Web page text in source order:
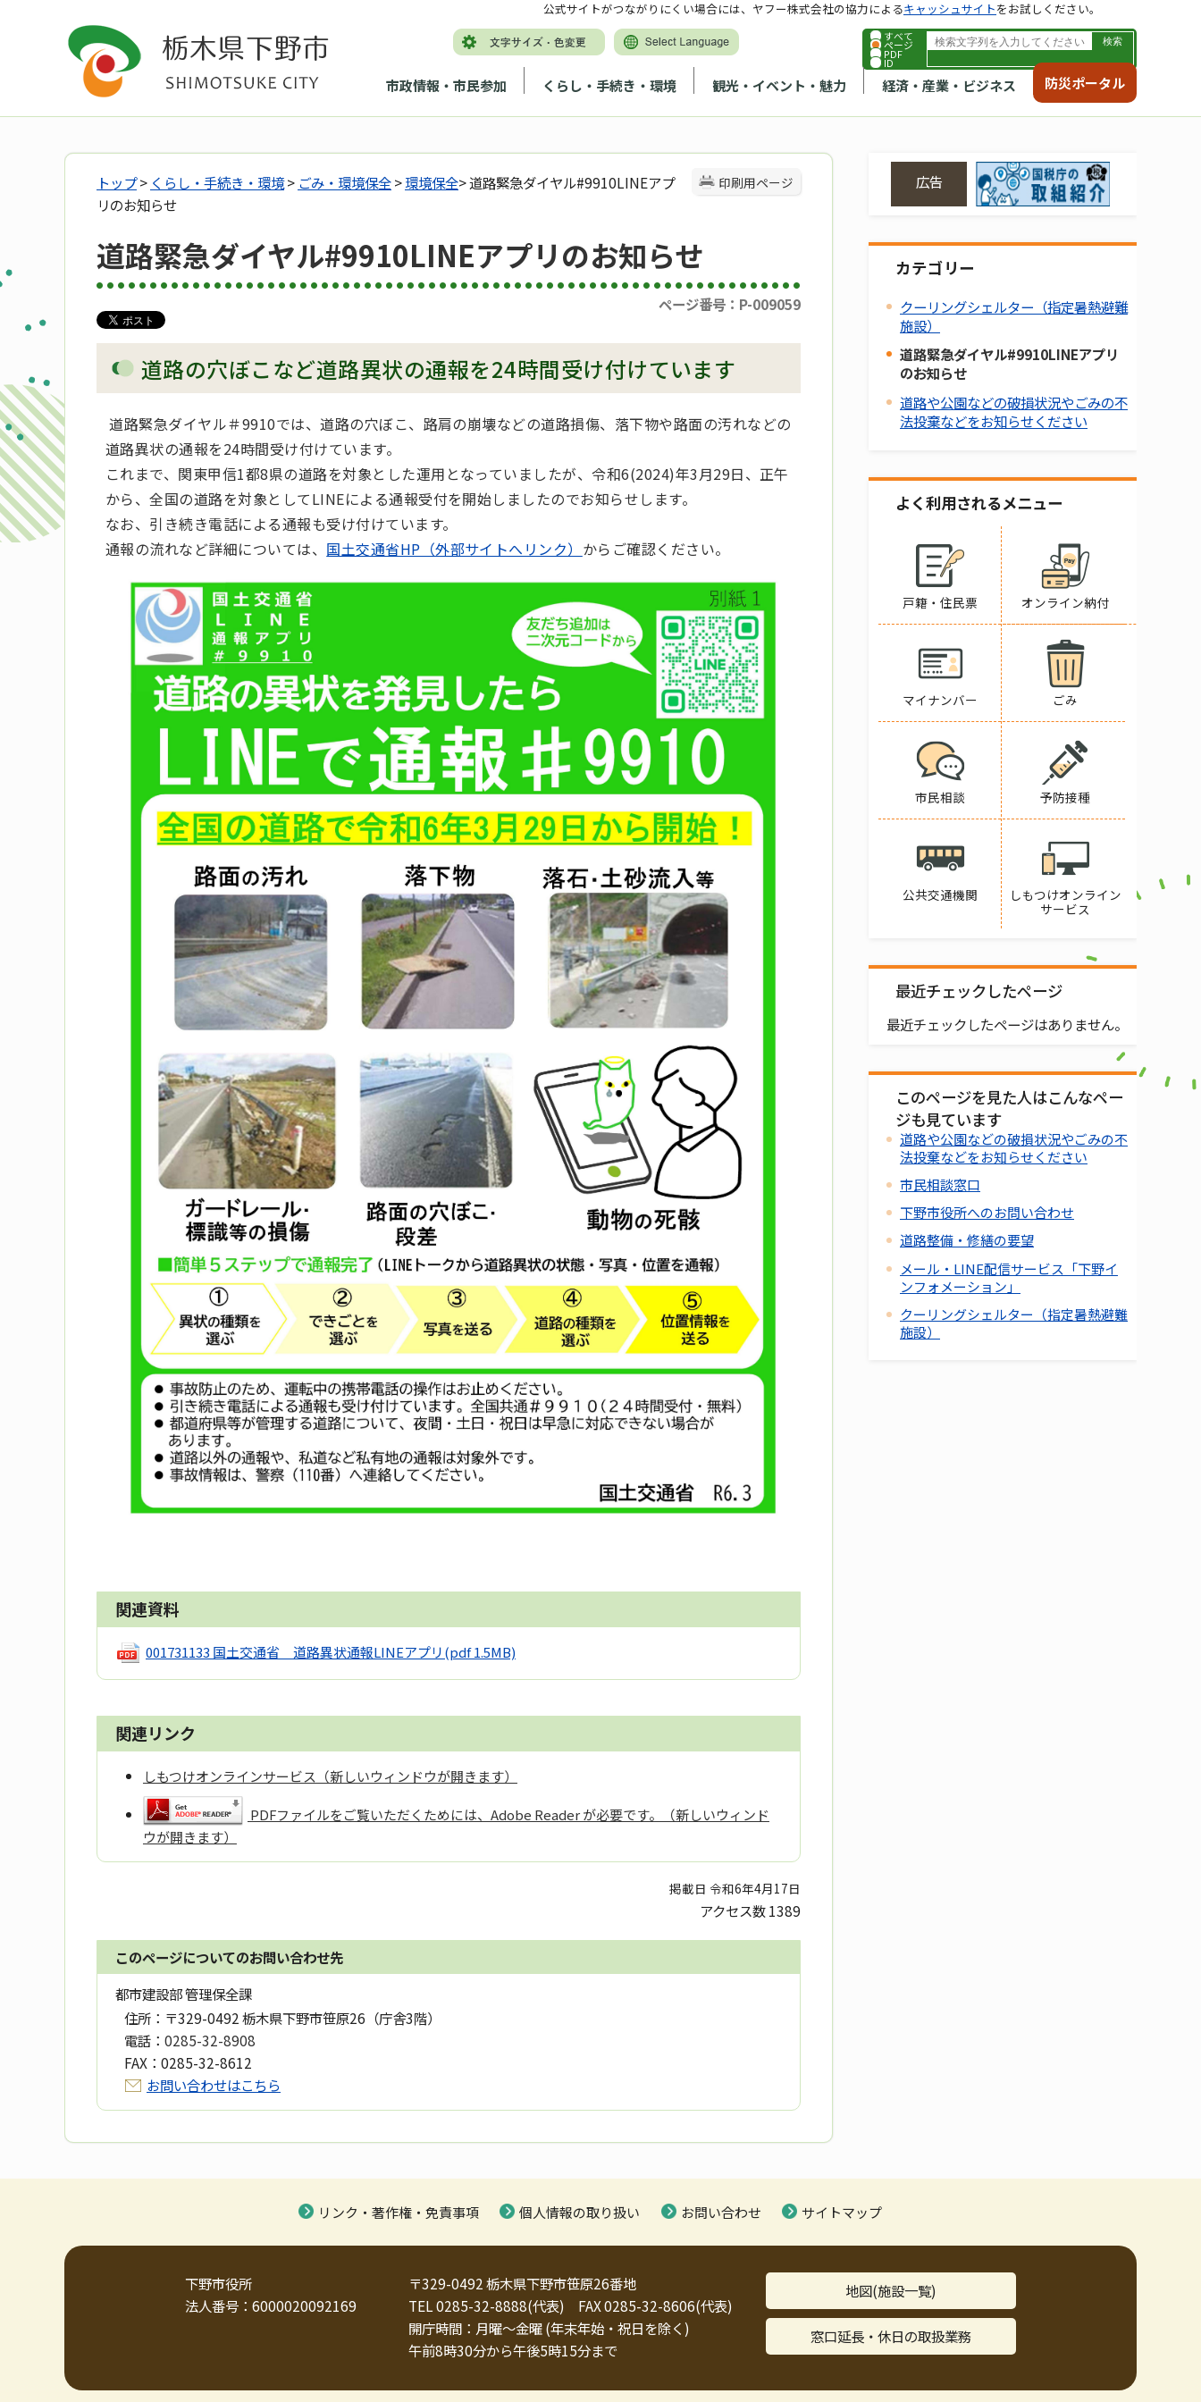
すべて
ページ
PDF
ID
市政情報・市民参加 くらし・手続き・環境 観光・イベント・魅力 経済・産業・ビジネス 防災ポータル
公式サイトがつながりにくい場合には、ヤフー株式会社の協力によるキャッシュサイトをお試しください。
印刷用ページ
トップ> くらし・手続き・環境> ごみ・環境保全>環境保全> 道路緊急ダイヤル#9910LINEアプ
リのお知らせ
道路緊急ダイヤル#9910LINEアプリのお知らせ
ページ番号：P-009059
道路の穴ぼこなど道路異状の通報を24時間受け付けています
道路緊急ダイヤル＃9910では、道路の穴ぼこ、路肩の崩壊などの道路損傷、落下物や路面の汚れなどの
道路異状の通報を24時間受け付けています。
これまで、関東甲信1都8県の道路を対象とした運用となっていましたが、令和6(2024)年3月29日、正午
から、全国の道路を対象としてLINEによる通報受付を開始しましたのでお知らせします。
なお、引き続き電話による通報も受け付けています。
通報の流れなど詳細については、 国土交通省HP（外部サイトへリンク） からご確認ください。
関連資料
001731133 国土交通省 道路異状通報LINEアプリ(pdf 1.5MB)
関連リンク
しもつけオンラインサービス（新しいウィンドウが開きます）
PDFファイルをご覧いただくためには、Adobe Reader が必要です。（新しいウィンド
ウが開きます）
掲載日 令和6年4月17日
アクセス数1389
このページについてのお問い合わせ先
都市建設部 管理保全課
住所： 〒329-0492 栃木県下野市笹原26（庁舎3階）
電話： 0285-32-8908
FAX： 0285-32-8612
お問い合わせはこちら
広告
カテゴリー
クーリングシェルター（指定暑熱避難
施設）
道路緊急ダイヤル#9910LINEアプリ
のお知らせ
道路や公園などの破損状況やごみの不
法投棄などをお知らせください
よく利用されるメニュー
戸籍・住民票 オンライン納付
マイナンバー ごみ
市民相談 予防接種
公共交通機関
しもつけオンライン
サービス
最近チェックしたページ
最近チェックしたページはありません。
このページを見た人はこんなペー
ジも見ています
道路や公園などの破損状況やごみの不
法投棄などをお知らせください
市民相談窓口
下野市役所へのお問い合わせ
道路整備・修繕の要望
メール・LINE配信サービス「下野イ
ンフォメーション」
クーリングシェルター（指定暑熱避難
施設）
リンク・著作権・免責事項 個人情報の取り扱い お問い合わせ サイトマップ
下野市役所
法人番号：6000020092169
〒329-0492 栃木県下野市笹原26番地
TEL 0285-32-8888(代表) FAX 0285-32-8606(代表)
開庁時間：月曜～金曜 (年末年始・祝日を除く)
午前8時30分から午後5時15分まで
地図(施設一覧)
窓口延長・休日の取扱業務